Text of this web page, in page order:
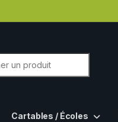
Cartables / Écoles